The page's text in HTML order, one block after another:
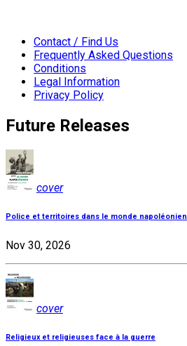
Contact / Find Us
Frequently Asked Questions
Conditions
Legal Information
Privacy Policy
Future Releases
cover
Police et territoires dans le monde napoléonien
Nov 30, 2026
cover
Religieux et religieuses face à la guerre